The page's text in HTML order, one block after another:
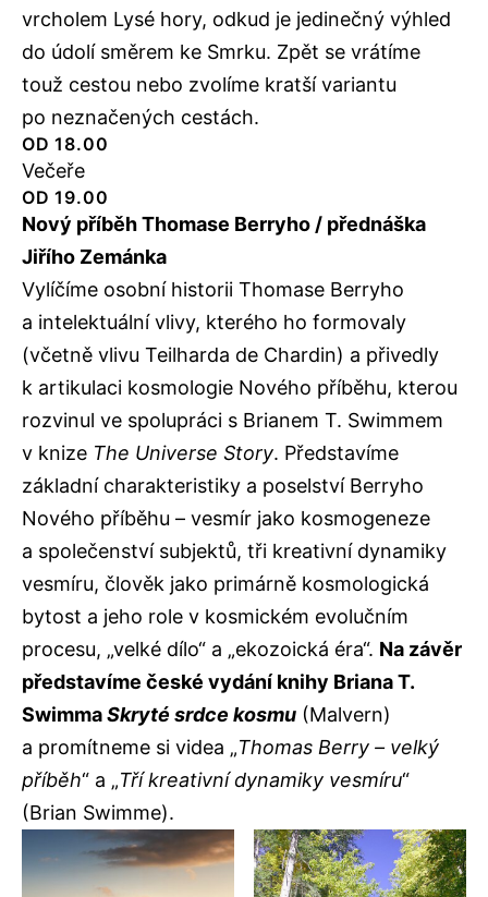
vrcholem Lysé hory, odkud je jedinečný výhled
do údolí směrem ke Smrku. Zpět se vrátíme
touž cestou nebo zvolíme kratší variantu
po neznačených cestách.
OD 18.00
Večeře
OD 19.00
Nový příběh Thomase Berryho / přednáška
Jiřího Zemánka
Vylíčíme osobní historii Thomase Berryho
a intelektuální vlivy, kterého ho formovaly
(včetně vlivu Teilharda de Chardin) a přivedly
k artikulaci kosmologie Nového příběhu, kterou
rozvinul ve spolupráci s Brianem T. Swimmem
v knize The Universe Story. Představíme
základní charakteristiky a poselství Berryho
Nového příběhu – vesmír jako kosmogeneze
a společenství subjektů, tři kreativní dynamiky
vesmíru, člověk jako primárně kosmologická
bytost a jeho role v kosmickém evolučním
procesu, „velké dílo“ a „ekozoická éra“. Na závěr
představíme české vydání knihy Briana T.
SwimmaSkryté srdce kosmu (Malvern)
a promítneme si videa „Thomas Berry – velký
příběh“ a „Tří kreativní dynamiky vesmíru“
(Brian Swimme).